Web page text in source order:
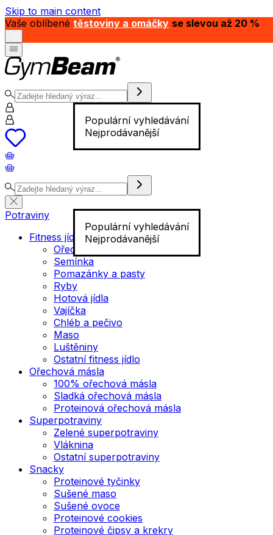
Skip to main content
Vaše oblíbené těstoviny a omáčky se slevou až 20 %
Populární vyhledávání
Nejprodávanější
Populární vyhledávání
Nejprodávanější
Potraviny
Fitness jídlo
Ořechy
Semínka
Pomazánky a pasty
Ryby
Hotová jídla
Vajíčka
Chléb a pečivo
Maso
Luštěniny
Ostatní fitness jídlo
Ořechová másla
100% ořechová másla
Sladká ořechová másla
Proteinová ořechová másla
Superpotraviny
Zelené superpotraviny
Vláknina
Ostatní superpotraviny
Snacky
Proteinové tyčinky
Sušené maso
Sušené ovoce
Proteinové cookies
Proteinové čipsy a krekry